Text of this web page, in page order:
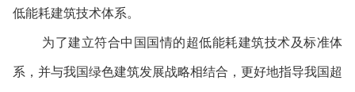
低能耗建筑技术体系。
为了建立符合中国国情的超低能耗建筑技术及标准体
系，并与我国绿色建筑发展战略相结合，更好地指导我国超